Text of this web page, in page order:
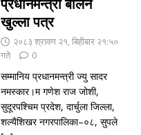
प्रधानमन्त्री बालेन
खुल्ला पत्र
२०८३ श्रावण २१, बिहीबार २१:५०
गते
0
सम्मानिय प्रधानमन्त्री ज्यु सादर
नमस्कार।म गणेश राज जोशी,
सुदूरपश्चिम प्रदेश, दार्चुला जिल्ला,
शल्यैशिखर नगरपालिका–०८, सुपले